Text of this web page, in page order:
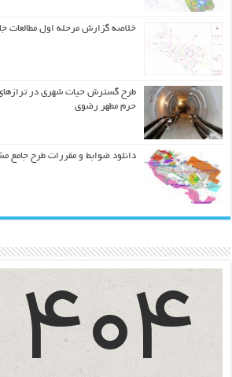
خلاصه گزارش مرحله اول مطالعات
طرح گسترش حیات شهري در
حرم مطهر رضوي
دانلود ضوابط و مقررات طرح جامع